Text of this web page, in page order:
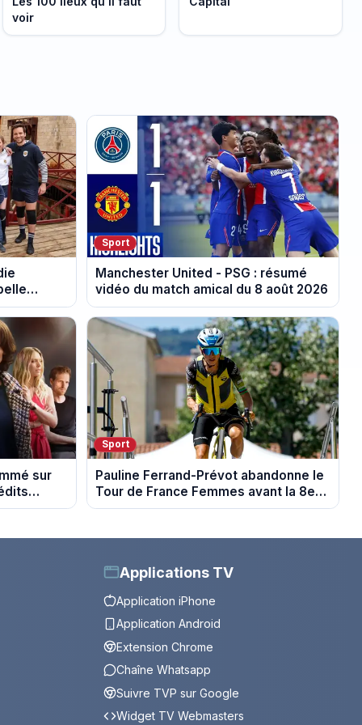
voir
Sport
Manchester United - PSG : résumé
vidéo du match amical du 8 août 2026
sur
Sport
Pauline Ferrand-Prévot abandonne le
Tour de France Femmes avant la 8e
étape
Applications TV
Application iPhone
Application Android
Extension Chrome
Chaîne Whatsapp
Suivre TVP sur Google
Widget TV Webmasters